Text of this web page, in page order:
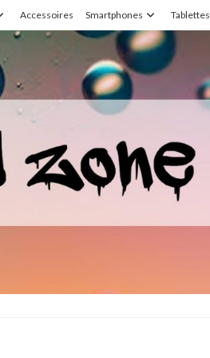
Accessoires Smartphones Tablettes